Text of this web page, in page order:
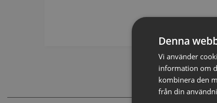
Denna
Vi använder
information om
kombinera den
från din